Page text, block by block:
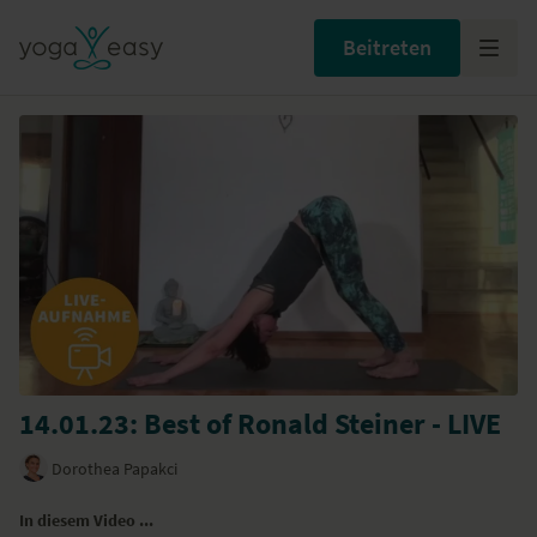
Beitreten
14.01.23: Best of Ronald Steiner - LIVE
Dorothea Papakci
In diesem Video ...